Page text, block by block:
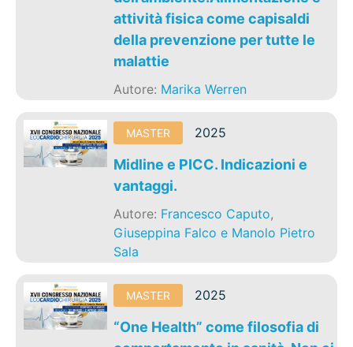
attività fisica come capisaldi
della prevenzione per tutte le
malattie
Autore: Marika Werren
MASTER 2025
Midline e PICC. Indicazioni e
vantaggi.
Autore: Francesco Caputo,
Giuseppina Falco e Manolo Pietro
Sala
MASTER 2025
“One Health” come filosofia di